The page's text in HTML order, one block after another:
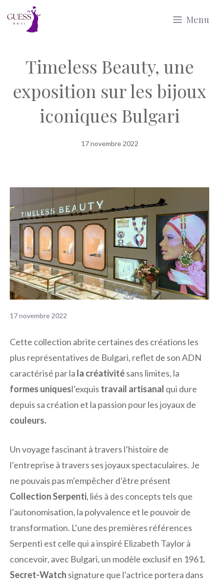
Menu
Timeless Beauty, une
exposition sur les bijoux
iconiques Bulgari
17 novembre 2022
17 novembre 2022
Cette collection abrite certaines des créations les
plus représentatives de Bulgari, reflet de son ADN
caractérisé par la la créativitésans limites, la
formes uniquesl’exquis travail artisanal qui dure
depuis sa création et la passion pour les joyaux de
couleurs.
Un voyage fascinant à travers l’histoire de
l’entreprise à travers ses joyaux spectaculaires. Je
ne pouvais pas m’empêcher d’être présent
Collection Serpenti, liés à des concepts tels que
l’autonomisation, la polyvalence et le pouvoir de
transformation. L’une des premières références
Serpenti est celle qui a inspiré Elizabeth Taylor à
concevoir, avec Bulgari, un modèle exclusif en 1961.
Secret-Watch signature que l’actrice portera dans